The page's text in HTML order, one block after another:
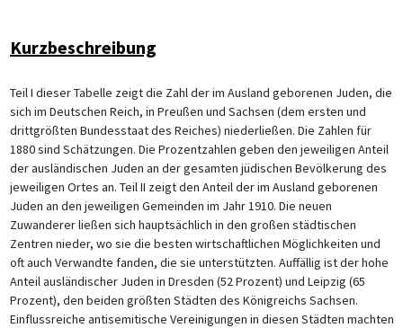
Kurzbeschreibung
Teil I dieser Tabelle zeigt die Zahl der im Ausland geborenen Juden, die
sich im Deutschen Reich, in Preußen und Sachsen (dem ersten und
drittgrößten Bundesstaat des Reiches) niederließen. Die Zahlen für
1880 sind Schätzungen. Die Prozentzahlen geben den jeweiligen Anteil
der ausländischen Juden an der gesamten jüdischen Bevölkerung des
jeweiligen Ortes an. Teil II zeigt den Anteil der im Ausland geborenen
Juden an den jeweiligen Gemeinden im Jahr 1910. Die neuen
Zuwanderer ließen sich hauptsächlich in den großen städtischen
Zentren nieder, wo sie die besten wirtschaftlichen Möglichkeiten und
oft auch Verwandte fanden, die sie unterstützten. Auffällig ist der hohe
Anteil ausländischer Juden in Dresden (52 Prozent) und Leipzig (65
Prozent), den beiden größten Städten des Königreichs Sachsen.
Einflussreiche antisemitische Vereinigungen in diesen Städten machten